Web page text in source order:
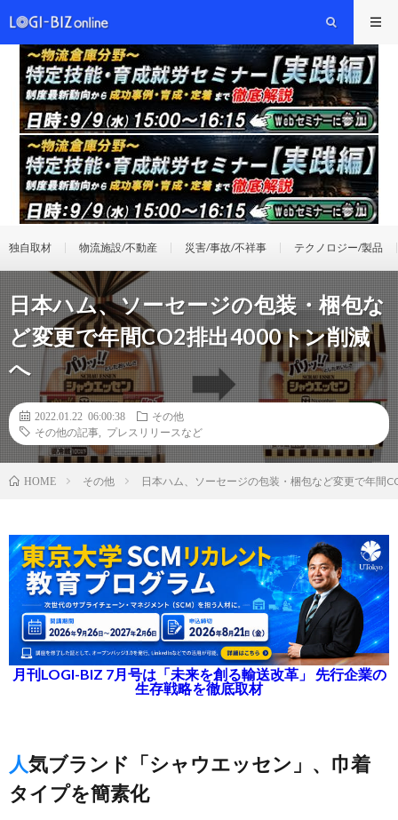
独自取材 物流施設/不動産 災害/事故/不祥事 テクノロジー/製品
日本ハム、ソーセージの包装・梱包な
ど変更で年間CO2排出4000トン削減
へ
2022.01.22 06:00:38
その他
その他の記事
プレスリリースなど
HOME その他 日本ハム、ソーセージの包装・梱包など変更で年間
月刊LOGI-BIZ 7月号は「未来を創る輸送改革」 先行企業の
生存戦略を徹底取材
人気ブランド「シャウエッセン」、巾着
タイプを簡素化